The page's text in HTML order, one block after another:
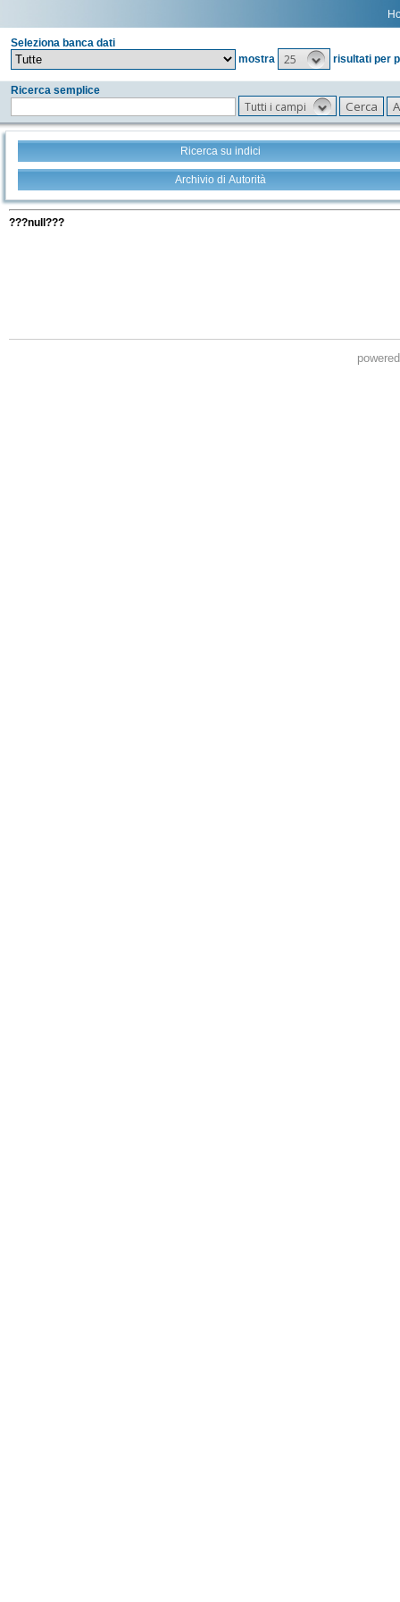
Seleziona banca dati
mostra
25 risultati per
Ricerca semplice
Tutti i campi
Ricerca su indici
Archivio di Autorità
???null???